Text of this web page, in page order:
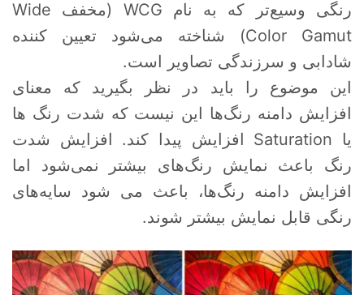
رنگی وسیع‌تر که به نام WCG (مخفف Wide
Color Gamut) شناخته می‌شود تعیین کننده
شادابی و سرزندگی تصاویر است.
این موضوع را باید در نظر بگیرید که معنای
افزایش دامنه رنگ‌ها این نیست که شدت رنگ ها
یا Saturation افزایش پیدا کند. افزایش شدت
رنگ باعث نمایش رنگ‌های بیشتر نمی‌شود اما
افزایش دامنه رنگ‌ها، باعث می شود سایه‌های
رنگی قابل نمایش بیشتر شوند.